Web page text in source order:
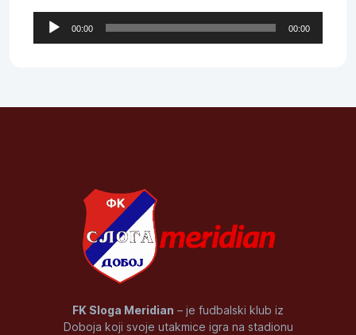
Audio
Player
00:00 00:00
FK Sloga Meridian – je fudbalski klub iz
Doboja koji svoje utakmice igra na stadionu